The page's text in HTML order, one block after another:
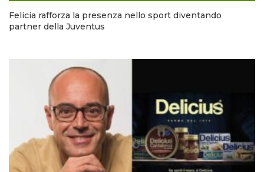
Felicia rafforza la presenza nello sport diventando
partner della Juventus